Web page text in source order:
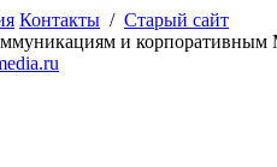
Контакты / Старый сайт
и корпоративным